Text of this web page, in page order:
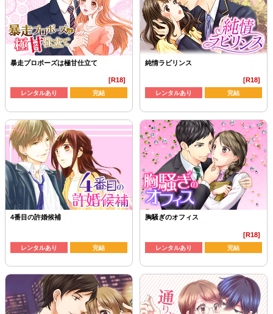
暴走プロポーズは極甘仕立て
[R18]
レンタルあり 完結
純情ラビリンス
[R18]
レンタルあり 完結
4番目の許婚候補
レンタルあり 完結
胸騒ぎのオフィス
[R18]
レンタルあり 完結